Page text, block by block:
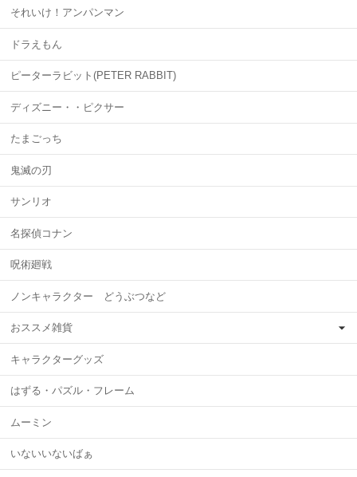
それいけ！アンパンマン
ドラえもん
ピーターラビット(PETER RABBIT)
ディズニー・・ピクサー
たまごっち
鬼滅の刃
サンリオ
名探偵コナン
呪術廻戦
ノンキャラクター どうぶつなど
おススメ雑貨
キャラクターグッズ
はずる・パズル・フレーム
ムーミン
いないいないばぁ